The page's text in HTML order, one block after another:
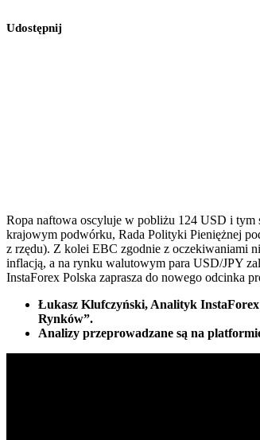
Udostępnij
Ropa naftowa oscyluje w pobliżu 124 USD i tym
krajowym podwórku, Rada Polityki Pieniężnej
z rzędu). Z kolei EBC zgodnie z oczekiwaniami
inflacją, a na rynku walutowym para USD/JPY
InstaForex Polska zaprasza do nowego odcinka
Łukasz Klufczyński, Analityk
Rynków”.
Analizy przeprowadzane są na